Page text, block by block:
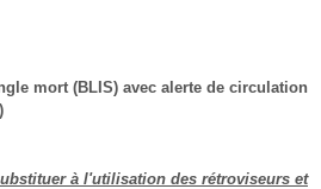
mort (BLIS) avec alerte de circulation
à l'utilisation des rétroviseurs et